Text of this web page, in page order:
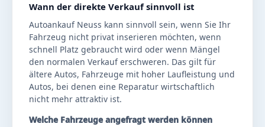
Wann der direkte Verkauf sinnvoll ist
Autoankauf Neuss kann sinnvoll sein, wenn Sie Ihr
Fahrzeug nicht privat inserieren möchten, wenn
schnell Platz gebraucht wird oder wenn Mängel
den normalen Verkauf erschweren. Das gilt für
ältere Autos, Fahrzeuge mit hoher Laufleistung und
Autos, bei denen eine Reparatur wirtschaftlich
nicht mehr attraktiv ist.
Welche Fahrzeuge angefragt werden können